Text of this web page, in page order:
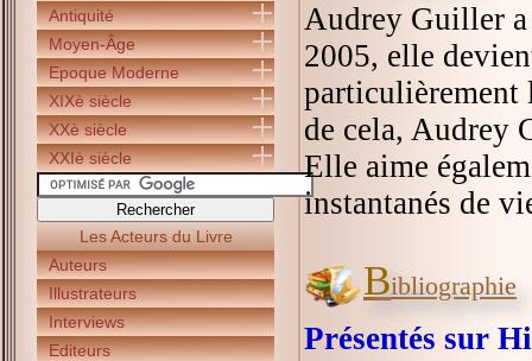
Antiquité
Moyen-Âge
Epoque Moderne
XIXè siècle
XXè siècle
XXIè siècle
Les Acteurs du Livre
Auteurs
Illustrateurs
Interviews
Editeurs
Audrey Guiller a
2005, elle
particulièrement
de cela, Audrey
Elle aime
instantanés de
Bibliographie
Présentés sur